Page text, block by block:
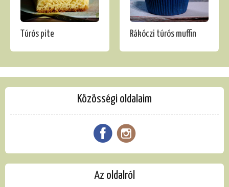
Túrós pite Rákóczi túrós muffin
Közösségi oldalaim
Az oldalról